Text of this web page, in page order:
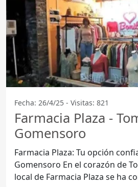
Fecha: 26/4/25 - Visitas: 821
Farmacia Plaza -
Gomensoro
Farmacia Plaza: Tu opción
Gomensoro En el corazón de Tomás Gomensoro, el
local de Farmacia Plaza se ha